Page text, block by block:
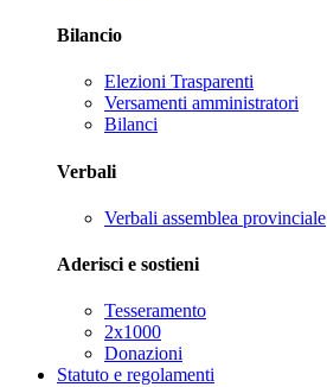
Bilancio
Elezioni Trasparenti
Versamenti amministratori
Bilanci
Verbali
Verbali assemblea provinciale
Aderisci e sostieni
Tesseramento
2x1000
Donazioni
Statuto e regolamenti